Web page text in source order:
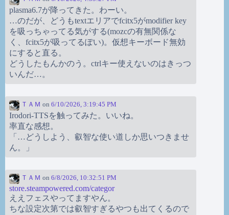
plasma6.7が降ってきた。わーい。
…のだが、どうもtextエリアでfcitx5がmodifier key
を吸っちゃってる気がする(mozcの有無関係な
く、fcitx5が吸ってるぽい)。仮想キーボード無効
にすると直る。
どうしたもんかのう。ctrlキー使えないのはきっつ
いんだ…。
ＴＡＭ on 6/10/2026, 3:19:45 PM
Irodori-TTSを触ってみた。いいね。
率直な感想。
「…どうしよう、叡智な使い道しか思いつきませ
ん。」
ＴＡＭ on 6/8/2026, 10:32:51 PM
store.steampowered.com/categor
ええフェスやってますやん。
ちな設定次第では叡智すぎるやつも出てくるので